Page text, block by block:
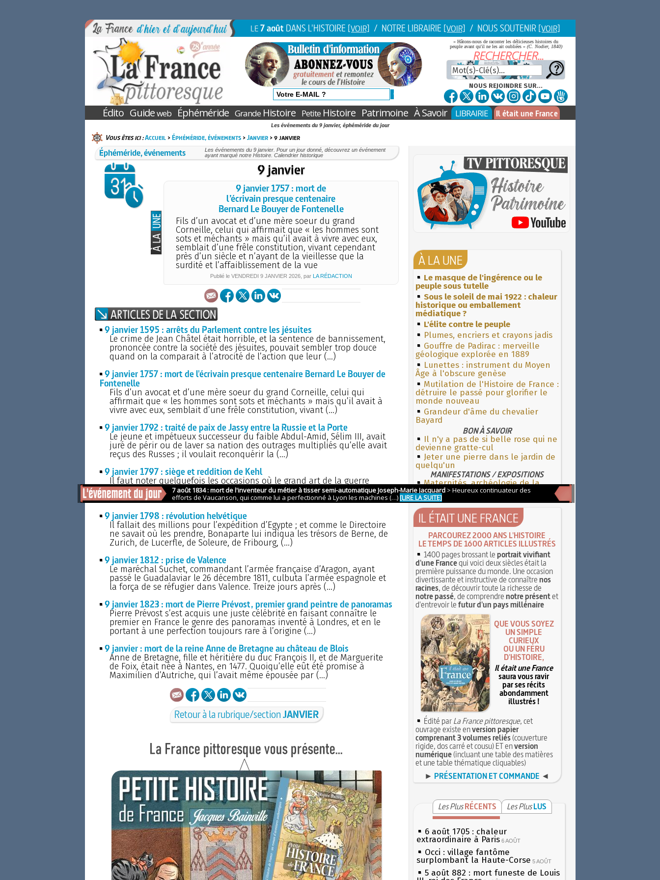
LE7 août DANS L'HISTOIRE [VOIR] / NOTRE LIBRAIRIE [VOIR] / NOUS SOUTENIR [VOIR]
« Hâtons-nous de raconter les délicieuses histoires du
peuple avant qu'il ne les ait oubliées » (C. Nodier, 1840)
NOUS REJOINDRE SUR...
Édito Guideweb Éphéméride GrandeHistoire PetiteHistoire Patrimoine À Savoir LIBRAIRIE Il était une France
Les événements du 9 janvier, éphéméride du jour
Vous êtes ici :Accueil>Éphéméride, événements>Janvier> 9 janvier
Éphéméride, événements
Les événements du 9 janvier. Pour un jour donné, découvrez un événement
ayant marqué notre Histoire. Calendrier historique
9 janvier
9 janvier 1757 : mort de
l’écrivain presque centenaire
Bernard Le Bouyer de Fontenelle
Fils d’un avocat et d’une mère soeur du grand
Corneille, celui qui affirmait que « les hommes sont
sots et méchants » mais qu’il avait à vivre avec eux,
semblait d’une frêle constitution, vivant cependant
près d’un siècle et n’ayant de la vieillesse que la
surdité et l’affaiblissement de la vue
Publié le VENDREDI 9 JANVIER 2026, par LA RÉDACTION
9 janvier 1595 : arrêts du Parlement contre les jésuites
Le crime de Jean Châtel était horrible, et la sentence de bannissement,
prononcée contre la société des jésuites, pouvait sembler trop douce
quand on la comparait à l’atrocité de l’action que leur (…)
9 janvier 1757 : mort de l'écrivain presque centenaire Bernard Le Bouyer de
Fontenelle
Fils d’un avocat et d’une mère soeur du grand Corneille, celui qui
affirmait que « les hommes sont sots et méchants » mais qu’il avait à
vivre avec eux, semblait d’une frêle constitution, vivant (…)
9 janvier 1792 : traité de paix de Jassy entre la Russie et la Porte
Le jeune et impétueux successeur du faible Abdul-Amid, Sélim III, avait
juré de périr ou de laver sa nation des outrages multipliés qu’elle avait
reçus des Russes ; il voulait reconquérir la (…)
9 janvier 1797 : siège et reddition de Kehl
Il faut noter quelquefois les occasions où le grand art de la guerre
sacrifie inutilement la vie des hommes. Kehl était une place
démantelée, sans consistance ; l’archiduc Charles commit la faute (…)
9 janvier 1798 : révolution helvétique
Il fallait des millions pour l’expédition d’Egypte ; et comme le Directoire
ne savait où les prendre, Bonaparte lui indiqua les trésors de Berne, de
Zurich, de Lucerfle, de Soleure, de Fribourg, (…)
9 janvier 1812 : prise de Valence
Le maréchal Suchet, commandant l’armée française d’Aragon, ayant
passé le Guadalaviar le 26 décembre 1811, culbuta l’armée espagnole et
la força de se réfugier dans Valence. Treize jours après (…)
9 janvier 1823 : mort de Pierre Prévost, premier grand peintre de panoramas
Pierre Prévost s’est acquis une juste célébrité en faisant connaître le
premier en France le genre des panoramas inventé à Londres, et en le
portant à une perfection toujours rare à l’origine (…)
9 janvier : mort de la reine Anne de Bretagne au château de Blois
Anne de Bretagne, fille et héritière du duc François II, et de Marguerite
de Foix, était née à Nantes, en 1477. Quoiqu’elle eût été promise à
Maximilien d’Autriche, qui l’avait même épousée par (…)
Retour à la rubrique/sectionJANVIER
À LA UNE
Le masque de l'ingérence ou le
peuple sous tutelle
Sous le soleil de mai 1922 : chaleur
historique ou emballement
médiatique ?
L'élite contre le peuple
Plumes, encriers et crayons jadis
Gouffre de Padirac : merveille
géologique explorée en 1889
Lunettes : instrument du Moyen
Âge à l'obscure genèse
Mutilation de l'Histoire de France :
détruire le passé pour glorifier le
monde nouveau
Grandeur d'âme du chevalier
Bayard
BON À SAVOIR
Il n'y a pas de si belle rose qui ne
devienne gratte-cul
Jeter une pierre dans le jardin de
quelqu'un
MANIFESTATIONS / EXPOSITIONS
Maternités, archéologie de la
figure maternelle
IL ÉTAIT UNE FRANCE
PARCOUREZ 2000 ANS L'HISTOIRE
LE TEMPS DE 1600 ARTICLES ILLUSTRÉS
1400 pages brossant leportrait vivifiant
d'une Francequi voici deux siècles était la
première puissance du monde. Une occasion
divertissante et instructive de connaîtrenos
racines, de découvrir toute la richesse de
notre passé, de comprendrenotre présentet
d'entrevoir lefutur d'un pays millénaire
QUE VOUS SOYEZ
UN SIMPLE
CURIEUX
OU UN FÉRU
D'HISTOIRE,
Il était une France
saura vous ravir
par ses récits
abondamment
illustrés !
Édité parLa France pittoresque, cet
ouvrage existe enversion papier
comprenant 3 volumes reliés(couverture
rigide, dos carré et cousu) ET enversion
numérique(incluant une table des matières
et une table thématique cliquables)
► PRÉSENTATION ET COMMANDE ◄
Les Plus RÉCENTS Les Plus LUS
6 août 1705 : chaleur
extraordinaire à Paris 6 AOÛT
Occi : village fantôme
surplombant la Haute-Corse 5 AOÛT
5 août 882 : mort funeste de Louis